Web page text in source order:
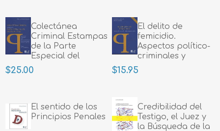
Colectánea
Criminal Estampas
de la Parte
Especial del
Derecho Penal
$25.00
El delito de
femicidio.
Aspectos político-
criminales y
análisis
$15.95
El sentido de los
Principios Penales
Credibilidad del
Testigo, el Juez y
la Búsqueda de la